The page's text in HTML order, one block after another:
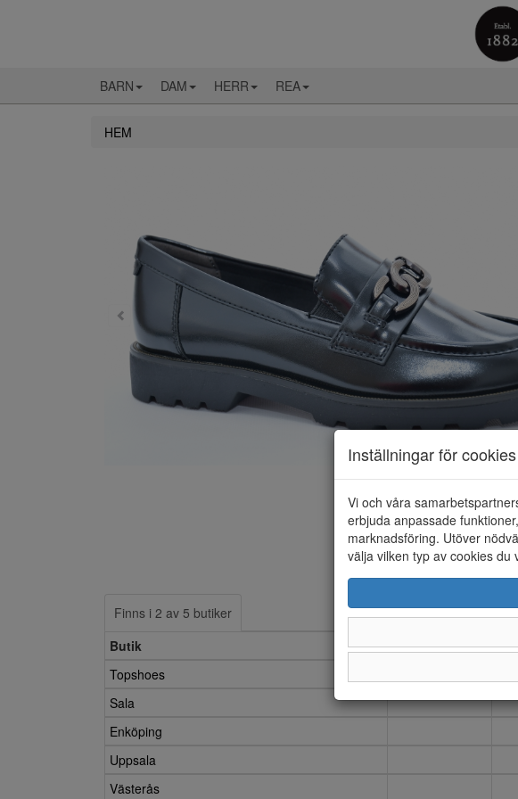
BARN DAM HERR REA
HEM
Finns i 2 av 5 butiker
Butik
36
Topshoes
Sala
Enköping
Uppsala
Västerås
Inställningar för cookies
Vi och våra
erbjuda anpassade
marknadsföring. Utöver
välja vilken typ av cookies du